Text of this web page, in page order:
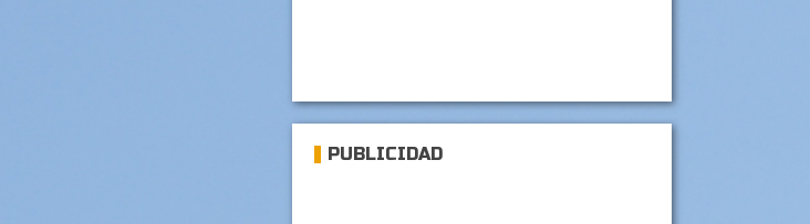
PUBLICIDAD